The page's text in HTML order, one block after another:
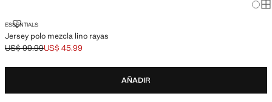
ESSENTIALS
Jersey polo mezcla lino rayas
JERSEY POLO MEZCLA LINO RAYAS
Precio inicial tachado [US$ 99.99 ]
US$ 99.99
Precio actual [US$ 45.99 ]
US$ 45.99
AÑADIR